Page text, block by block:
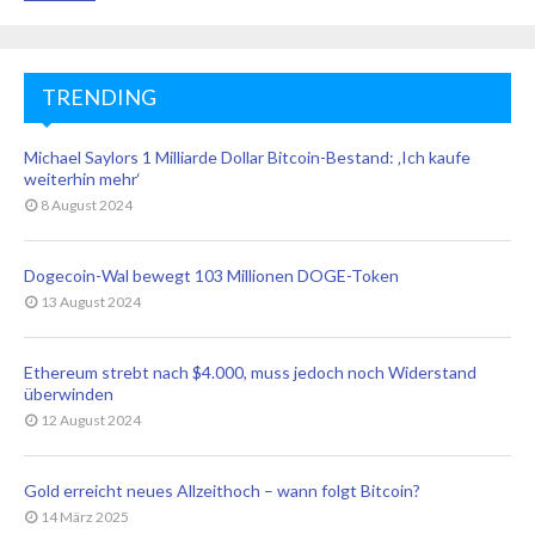
TRENDING
Michael Saylors 1 Milliarde Dollar Bitcoin-Bestand: ‚Ich kaufe
weiterhin mehr‘
8 August 2024
Dogecoin-Wal bewegt 103 Millionen DOGE-Token
13 August 2024
Ethereum strebt nach $4.000, muss jedoch noch Widerstand
überwinden
12 August 2024
Gold erreicht neues Allzeithoch – wann folgt Bitcoin?
14 März 2025